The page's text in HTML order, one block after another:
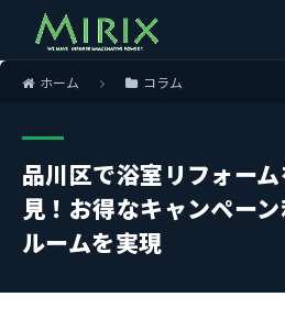
ホーム コラム
品川区で浴室リフォー
見！お得なキャンペー
ルームを実現